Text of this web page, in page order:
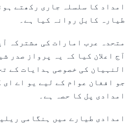
امداد کا سلسلہ جاری رکھتے
طیارہ کابل روانہ کیا ہے۔
متحدہ عرب امارات کی مشترکہ
آج اعلان کیا کہ یہ پرواز صدر
النہیان کی خصوصی ہدایات کے
جو افغان عوام کے لیے یو اے ای
امدادی پل کا حصہ ہے۔
امدادی طیارے میں ہنگامی